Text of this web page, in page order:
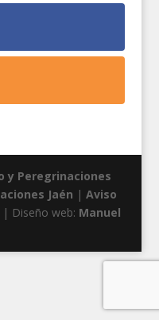
y Peregrinaciones
Jaén |Aviso
| Diseño web: Manuel